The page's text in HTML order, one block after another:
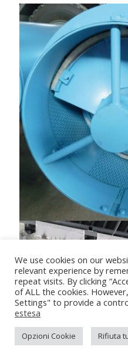
We use cookies on our
relevant experience by
repeat visits. By clicking
of ALL the cookies.
Settings" to provide a
estesa
Opzioni Cookie Rifiuta